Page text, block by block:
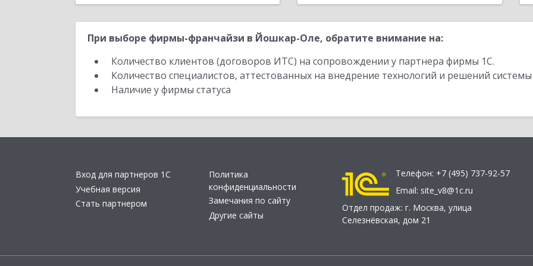
При выборе фирмы-франчайзи в Йошкар-Оле, обратите внимание на:
Количество клиентов (договоров ИТС) на сопровождении у партнера фирмы 1С.
Количество специалистов, аттестованных на внедрение технологий и решений
Наличие у фирмы статуса
Вход для партнеров 1С
Учебная версия
Стать партнером
Политика
конфиденциальности
Замечания по сайту
Другие сайты
Телефон: +7 (495) 737-92-57
Email: site_v8@1c.ru
Отдел продаж: г. Москва, улица
Селезнёвская, дом 21